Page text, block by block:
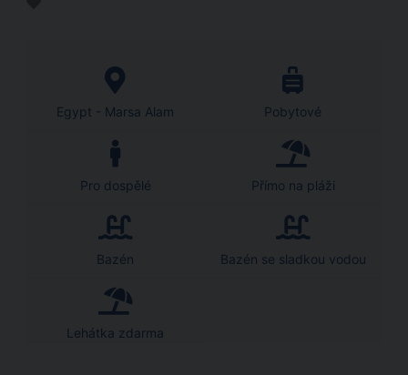
Egypt - Marsa Alam Pobytové
Pro dospělé Přímo na pláži
Bazén Bazén se sladkou vodou
Lehátka zdarma